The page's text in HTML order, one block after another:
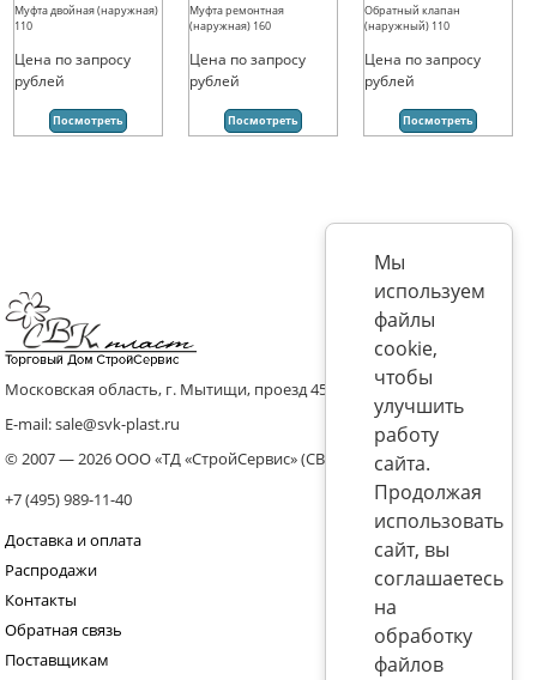
Муфта двойная (наружная)
110
Цена по запросу
рублей
Посмотреть
Муфта ремонтная
(наружная) 160
Цена по запросу
рублей
Посмотреть
Обратный клапан
(наружный) 110
Цена по запросу
рублей
Посмотреть
Московская область, г. Мытищи, проезд 4536 владение 8, стр.10
E-mail: sale@svk-plast.ru
© 2007 — 2026 ООО «ТД «СтройСервис» (СВК)
+7 (495) 989-11-40
Доставка и оплата
Распродажи
Контакты
Обратная связь
Поставщикам
Мы
используем
файлы
cookie,
чтобы
улучшить
работу
сайта.
Продолжая
использовать
сайт, вы
соглашаетесь
на
обработку
файлов